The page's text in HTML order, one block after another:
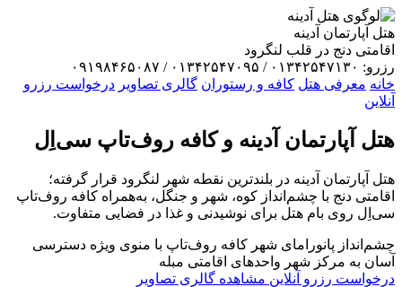
هتل آپارتمان آدینه
اقامتی دنج در قلب لنگرود
رزرو: ۰۱۳۴۲۵۴۷۱۳۰ / ۰۱۳۴۲۵۴۷۰۹۵ / ۰۹۱۹۸۴۶۵۰۸۷
خانه معرفی هتل کافه و رستوران گالری تصاویر درخواست رزرو
آنلاین
هتل آپارتمان آدینه و کافه روف‌تاپ سی‌اِل
هتل آپارتمان آدینه در بلندترین نقطه شهر لنگرود قرار گرفته؛
اقامتی دنج با چشم‌انداز کوه، شهر و جنگل، به‌همراه کافه روف‌تاپ
سی‌اِل روی بام هتل برای نوشیدنی و غذا در فضایی متفاوت.
چشم‌انداز پانورامای شهر کافه روف‌تاپ با منوی ویژه دسترسی
آسان به مرکز شهر واحدهای اقامتی مبله
درخواست رزرو آنلاین مشاهده گالری تصاویر